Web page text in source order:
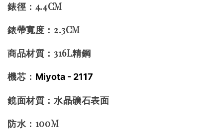
錶徑：4.4CM
錶帶寬度：2.3CM
商品材質：316L精鋼
機芯： Miyota - 2117
鏡面材質：水晶礦石表面
防水：100M